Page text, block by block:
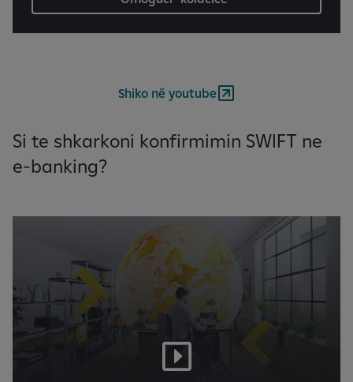
Shiko në youtube
Si te shkarkoni konfirmimin SWIFT ne
e-banking?